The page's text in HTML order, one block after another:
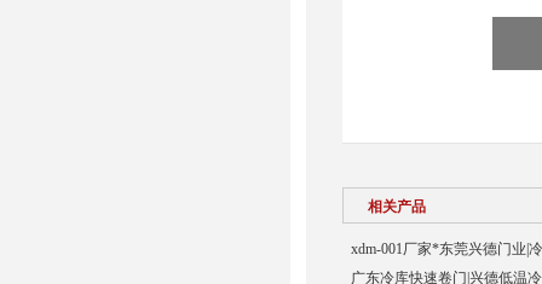
相关产品
xdm-001厂家*东莞兴德门业|
广东冷库快速卷门|兴德低温